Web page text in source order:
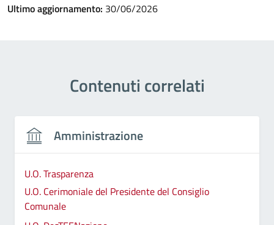
Ultimo aggiornamento: 30/06/2026
Contenuti correlati
Amministrazione
U.O. Trasparenza
U.O. Cerimoniale del Presidente del Consiglio
Comunale